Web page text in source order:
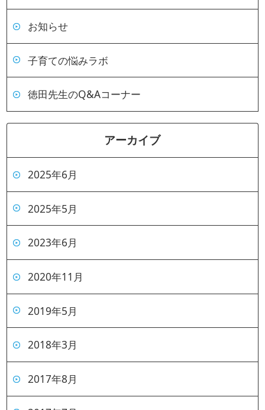
お知らせ
子育ての悩みラボ
徳田先生のQ&Aコーナー
アーカイブ
2025年6月
2025年5月
2023年6月
2020年11月
2019年5月
2018年3月
2017年8月